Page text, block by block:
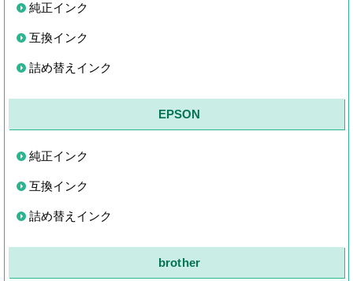
純正インク
互換インク
詰め替えインク
EPSON
純正インク
互換インク
詰め替えインク
brother